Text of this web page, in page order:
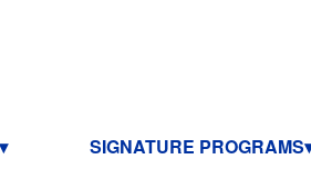
SIGNATURE PROGRAMS